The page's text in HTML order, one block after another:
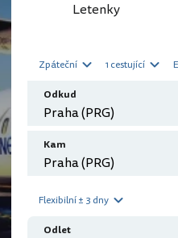
Letenky
Zpáteční 1 cestující
Odkud
Kam
Flexibilní ± 3 dny
Odlet